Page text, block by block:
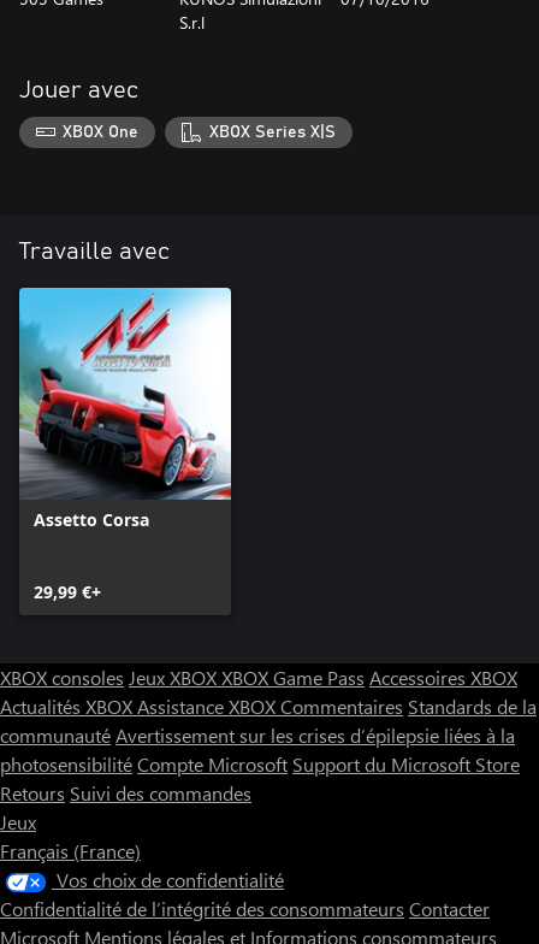
S.r.l
Jouer avec
XBOX One XBOX Series X|S
Travaille avec
Assetto Corsa
29,99 €+
XBOX consoles Jeux XBOXXBOX Game Pass Accessoires XBOX
Actualités XBOXAssistance XBOXCommentaires Standards de la
communautéAvertissement sur les crises d’épilepsie liées à la
photosensibilitéCompte Microsoft Support du Microsoft Store
Retours Suivi des commandes
Jeux
Français (France)
Vos choix de confidentialité
Confidentialité de l’intégrité des consommateurs Contacter
Microsoft Mentions légales et Informations consommateurs